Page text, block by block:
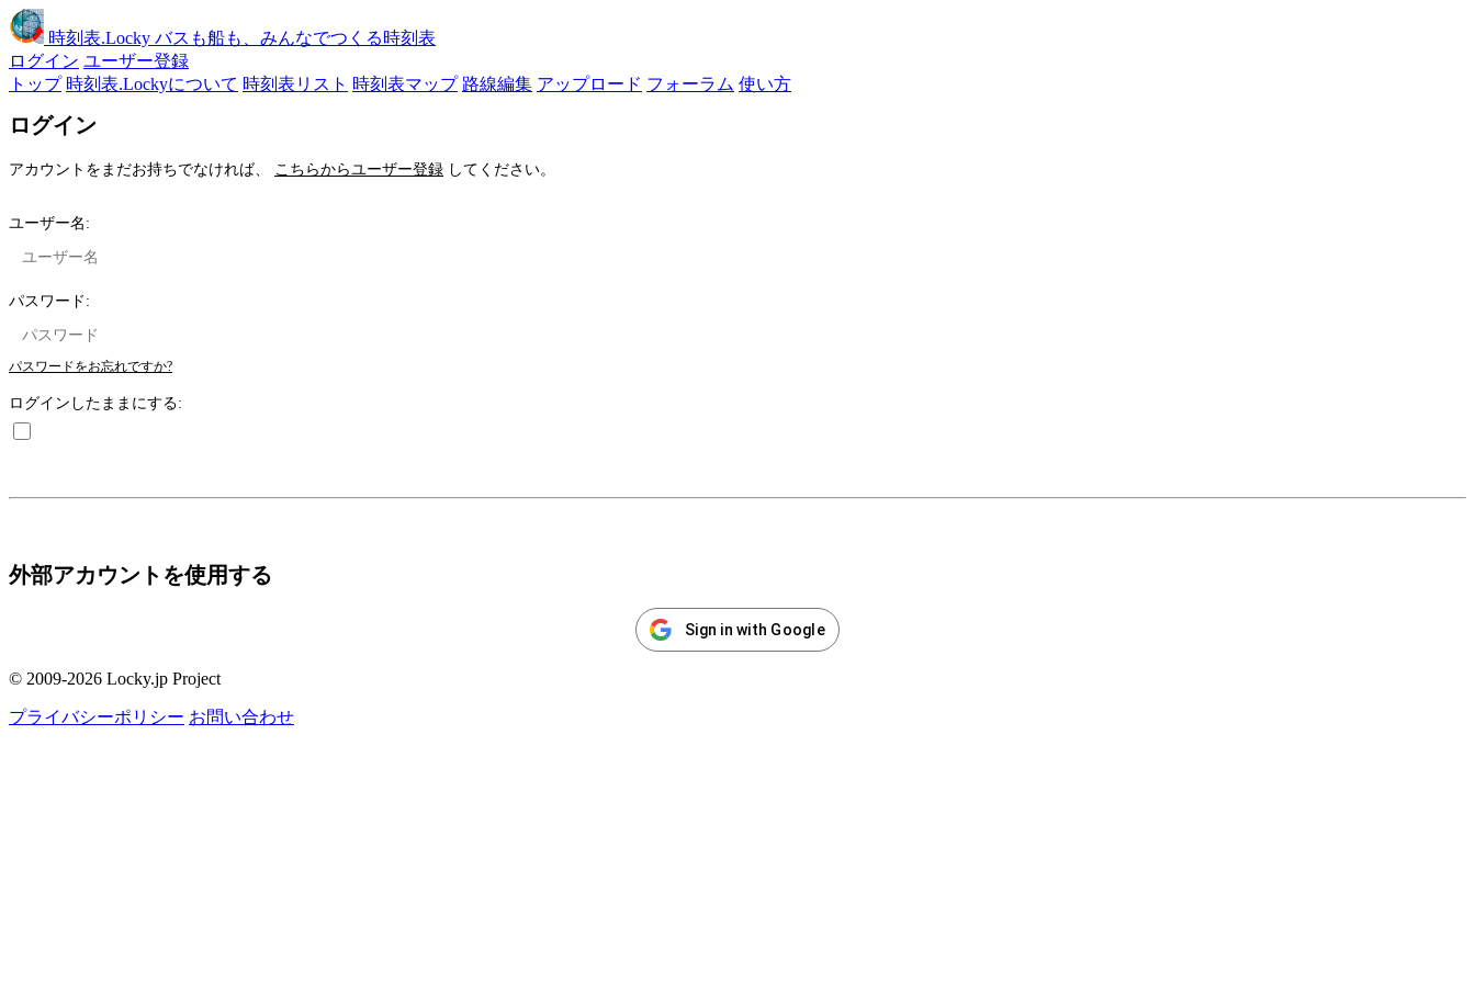
時刻表.Locky バスも船も、みんなでつくる時刻表
ログイン ユーザー登録
トップ 時刻表.Lockyについて 時刻表リスト 時刻表マップ 路線編集 アップロード フォーラム 使い方
ログイン
アカウントをまだお持ちでなければ、 こちらからユーザー登録 してください。
ユーザー名:
パスワード:
パスワードをお忘れですか?
ログインしたままにする:
外部アカウントを使用する
Sign in with Google
© 2009-2026 Locky.jp Project
プライバシーポリシー お問い合わせ